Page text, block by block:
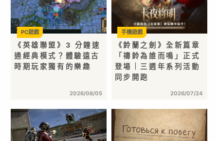
《英雄聯盟》3 分鐘速
通經典模式？體驗遠古
時期玩家獨有的樂趣
2026/08/05
PC遊戲
《鈴蘭之劍》全新篇章
「禱鈴為誰而鳴」正式
登場｜三週年系列活動
同步開跑
2026/07/24
手機遊戲